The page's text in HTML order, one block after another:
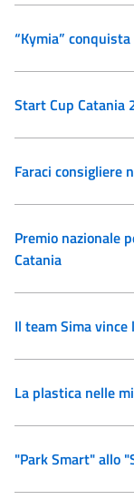
“Kymia”
Start Cup Catania
Faraci consigliere
Premio nazionale
Catania
Il team Sima
La plastica nelle
"Park Smart" allo